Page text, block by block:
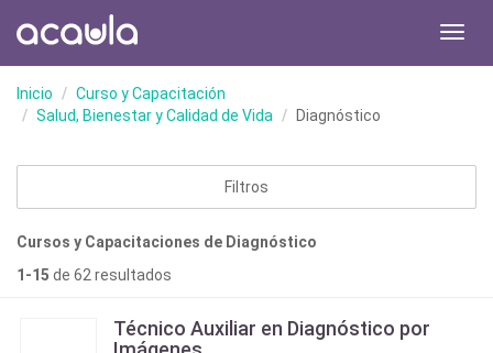
Inicio
Curso y Capacitación
Salud, Bienestar y Calidad de Vida
Diagnóstico
Filtros
Cursos y Capacitaciones de Diagnóstico
1-15 de 62 resultados
Técnico Auxiliar en Diagnóstico por